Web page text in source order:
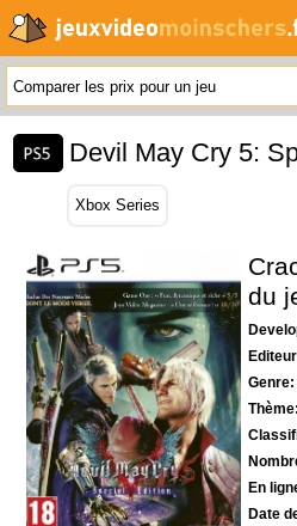
Devil May Cry 5:
Xbox Series
du
Genre:
Thème:
En
Date